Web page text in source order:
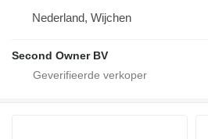
Nederland, Wijchen
Second Owner BV